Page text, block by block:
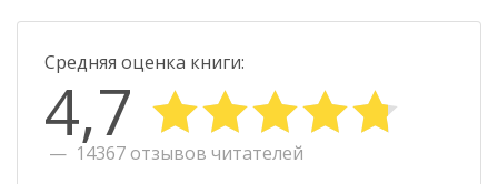
Средняя оценка книги:
4,7
14367 отзывов читателей